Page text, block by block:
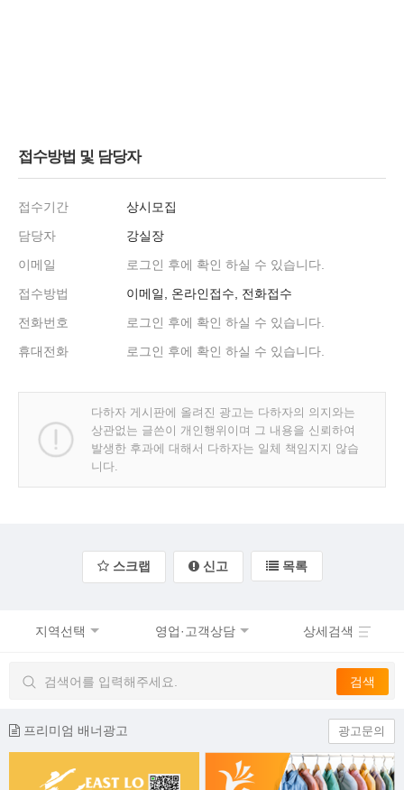
접수방법 및 담당자
접수기간
상시모집
담당자
강실장
이메일
로그인 후에 확인 하실 수 있습니다.
접수방법
이메일, 온라인접수, 전화접수
전화번호
로그인 후에 확인 하실 수 있습니다.
휴대전화
로그인 후에 확인 하실 수 있습니다.
다하자 게시판에 올려진 광고는 다하자의 의지와는
상관없는 글쓴이 개인행위이며 그 내용을 신뢰하여
발생한 후과에 대해서 다하자는 일체 책임지지 않습
니다.
스크랩 신고 목록
지역선택 영업·고객상담 상세검색
프리미엄 배너광고 광고문의